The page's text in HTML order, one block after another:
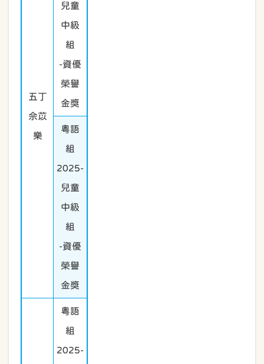
五丁
佘苡
樂
兒童
中級
組
-資優
榮譽
金獎
粵語
組
2025-
兒童
中級
組
-資優
榮譽
金獎
粵語
組
2025-